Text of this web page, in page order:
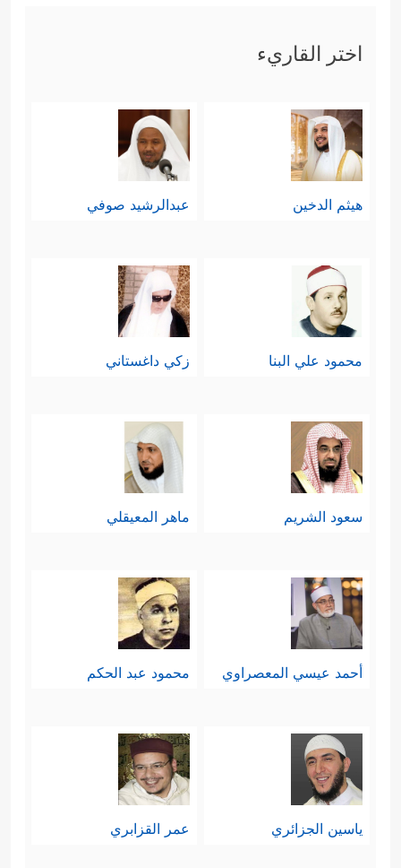
اختر القاريء
هيثم الدخين عبدالرشيد صوفي
محمود علي البنا زكي داغستاني
سعود الشريم ماهر المعيقلي
أحمد عيسي المعصراوي محمود عبد الحكم
ياسين الجزائري عمر القزابري